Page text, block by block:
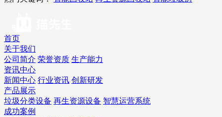
首页
关于我们
公司简介 荣誉资质 生产能力
资讯中心
新闻中心 行业资讯 创新研发
产品展示
垃圾分类设备 再生资源设备 智慧运营系统
成功案例